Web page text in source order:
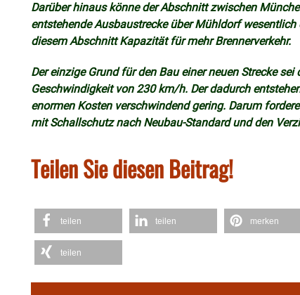
Darüber hinaus könne der Abschnitt zwischen
entstehende Ausbaustrecke über Mühldorf
diesem Abschnitt Kapazität für mehr Brennerverkehr.
Der einzige Grund für den Bau einer neuen Strecke
Geschwindigkeit von 230 km/h. Der dadurch
enormen Kosten verschwindend gering. Darum
mit Schallschutz nach Neubau-Standard und den
Teilen Sie diesen Beitrag!
teilen teilen merken
teilen